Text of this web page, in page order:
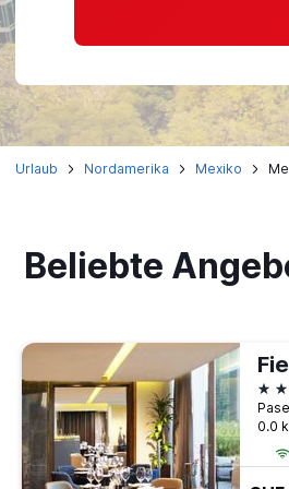
Urlaub Nordamerika Mexiko
Beliebte
4
0.0